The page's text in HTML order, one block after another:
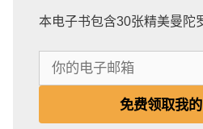
本电子书包含30张精美曼陀
免费领取我